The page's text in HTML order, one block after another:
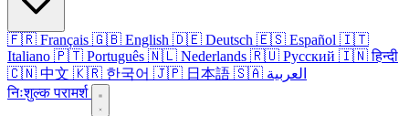
🇫🇷 Français 🇬🇧 English 🇩🇪 Deutsch 🇪🇸 Español 🇮🇹
Italiano 🇵🇹 Português 🇳🇱 Nederlands 🇷🇺 Русский 🇮🇳 हिन्दी
🇨🇳 中文 🇰🇷 한국어 🇯🇵 日本語
🇸🇦 العربية
निःशुल्क परामर्श